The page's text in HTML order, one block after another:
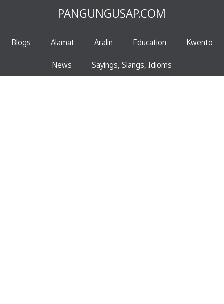
PANGUNGUSAP.COM
Blogs Alamat Aralin Education Kwento
News Sayings, Slangs, Idioms